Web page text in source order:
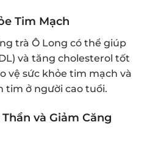
Tim Mạch
trà Ô Long có thể giúp
và tăng cholesterol tốt
vệ sức khỏe tim mạch và
tim ở người cao tuổi.
và Giảm Căng